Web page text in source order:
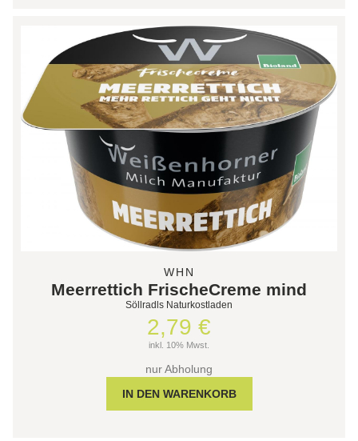
WHN
Meerrettich FrischeCreme mind
Söllradls Naturkostladen
2,79 €
inkl. 10% Mwst.
nur Abholung